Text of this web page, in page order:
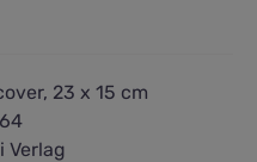
23 x 15 cm
Verlag